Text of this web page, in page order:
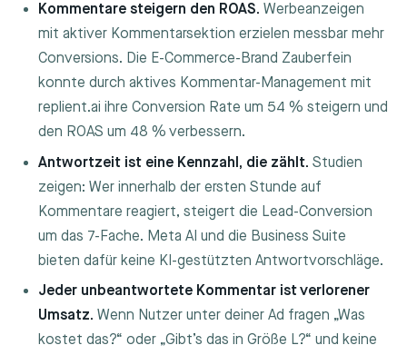
Kommentare steigern den ROAS. Werbeanzeigen
mit aktiver Kommentarsektion erzielen messbar mehr
Conversions. Die E-Commerce-Brand Zauberfein
konnte durch aktives Kommentar-Management mit
replient.ai ihre Conversion Rate um 54 % steigern und
den ROAS um 48 % verbessern.
Antwortzeit ist eine Kennzahl, die zählt. Studien
zeigen: Wer innerhalb der ersten Stunde auf
Kommentare reagiert, steigert die Lead-Conversion
um das 7-Fache. Meta AI und die Business Suite
bieten dafür keine KI-gestützten Antwortvorschläge.
Jeder unbeantwortete Kommentar ist verlorener
Umsatz. Wenn Nutzer unter deiner Ad fragen „Was
kostet das?“ oder „Gibt’s das in Größe L?“ und keine